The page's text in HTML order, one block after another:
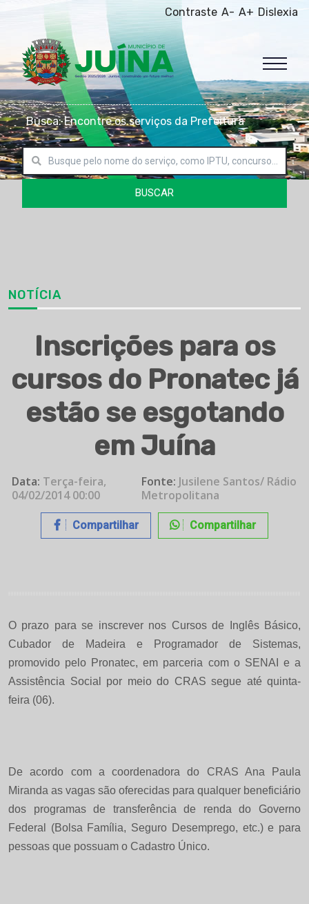
Contraste A- A+ Dislexia
Busca: Encontre os serviços da Prefeitura
BUSCAR
NOTÍCIA
Inscrições para os
cursos do Pronatec já
estão se esgotando
em Juína
Data: Terça-feira,
04/02/2014 00:00
Fonte: Jusilene Santos/ Rádio
Metropolitana
Compartilhar Compartilhar
O prazo para se inscrever nos Cursos de Inglês Básico,
Cubador de Madeira e Programador de Sistemas,
promovido pelo Pronatec, em parceria com o SENAI e a
Assistência Social por meio do CRAS segue até quinta-
feira (06).
De acordo com a coordenadora do CRAS Ana Paula
Miranda as vagas são oferecidas para qualquer beneficiário
dos programas de transferência de renda do Governo
Federal (Bolsa Família, Seguro Desemprego, etc.) e para
pessoas que possuam o Cadastro Único.